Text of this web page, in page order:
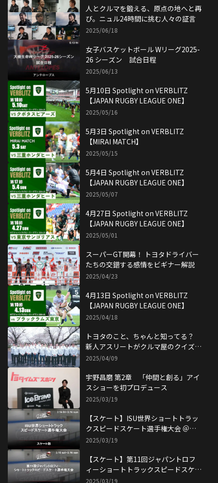
人とクルマを鍛える、原点の地へと再
び。ニュル24時間に挑む人々の証言
2025/06/18
女子バスケットボール Wリーグ2025-
26 シーズン 試合日程
2025/06/13
5月10日 Spotlight on VERBLITZ
【JAPAN RUGBY LEAGUE ONE】
2025/05/16
5月3日 Spotlight on VERBLITZ
【MIRAI MATCH】
2025/05/15
5月4日 Spotlight on VERBLITZ
【JAPAN RUGBY LEAGUE ONE】
2025/05/07
4月27日 Spotlight on VERBLITZ
【JAPAN RUGBY LEAGUE ONE】
2025/05/01
スーパーGT開幕！ トヨタドライバー
たちの交錯する感情をビギナー解説
2025/04/23
4月13日 Spotlight on VERBLITZ
【JAPAN RUGBY LEAGUE ONE】
2025/04/18
トヨタのこと、ちゃんと知ってる？
新人アスリートがクルマ屋のクイズに
挑戦
2025/04/09
宇野昌磨 第2章 「仲間と創る」アイ
スショーを初プロデュース
2025/03/19
【スケート】ISU世界ショートトラッ
クスピードスケート選手権大会 ＠北
京
2025/03/19
【スケート】第11回ジャパントロフ
ィーショートトラックスピードスケー
ト選手権大会
2025/03/19